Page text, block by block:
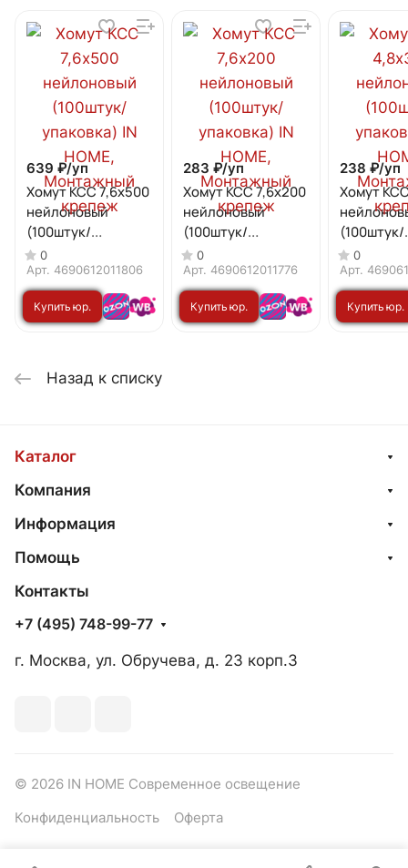
639 ₽/уп
Хомут КСС 7,6х500
нейлоновый
(100штук/
упаковка) IN HOME
0
Арт. 4690612011806
Купить юр.
283 ₽/уп
Хомут КСС 7,6х200
нейлоновый
(100штук/
упаковка) IN HOME
0
Арт. 4690612011776
Купить юр.
238 ₽/уп
Хомут
(100штук/
упаковка)
0
Арт.
Купить юр.
Назад к списку
Каталог
Компания
Информация
Помощь
Контакты
+7 (495) 748-99-77
г. Москва, ул. Обручева, д. 23 корп.3
© 2026 IN HOME Современное освещение
Конфиденциальность Оферта